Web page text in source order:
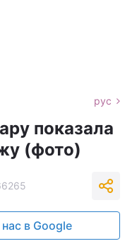
рус
показала
(фото)
в Google